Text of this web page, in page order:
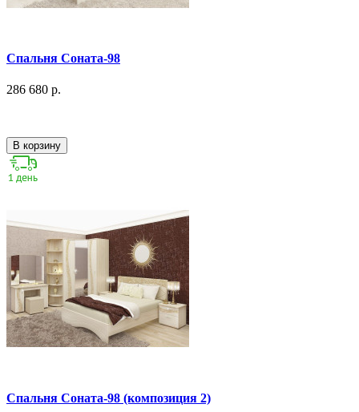
Спальня Соната-98
286 680 р.
В корзину
Спальня Соната-98 (композиция 2)